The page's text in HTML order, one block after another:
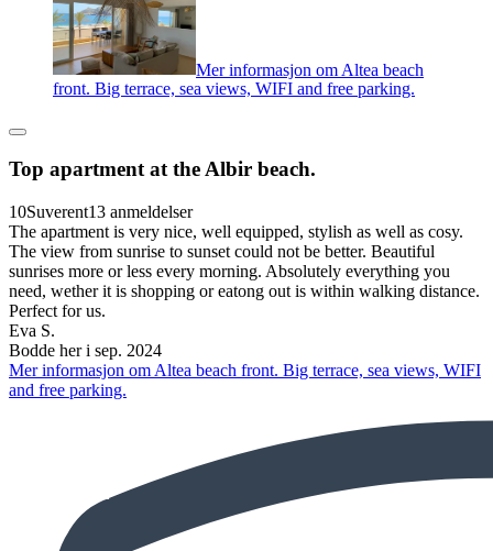
Mer informasjon om Altea beach
front. Big terrace, sea views, WIFI and free parking.
Top apartment at the Albir beach.
10Suverent13 anmeldelser
The apartment is very nice, well equipped, stylish as well as cosy.
The view from sunrise to sunset could not be better. Beautiful
sunrises more or less every morning. Absolutely everything you
need, wether it is shopping or eatong out is within walking distance.
Perfect for us.
Eva S.
Bodde her i sep. 2024
Mer informasjon om Altea beach front. Big terrace, sea views, WIFI
and free parking.